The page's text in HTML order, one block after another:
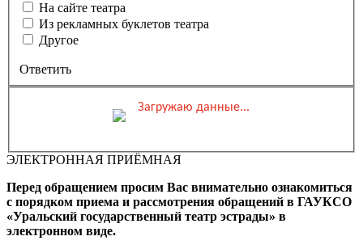
На сайте театра
Из рекламных буклетов театра
Другое
Ответить
Загружаю данные...
Вы бронируете места наМероприятие состоитсяЗал
Промокод
Применить
Фамилия, Имя (Отчество
ЭЛЕКТРОННАЯ ПРИЁМНАЯ
Перед обращением просим Вас внимательно ознакомиться
с порядком приема и рассмотрения обращений в ГАУКСО
«Уральский государственный театр эстрады» в
электронном виде.